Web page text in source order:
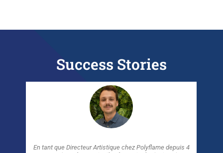
Success Stories
En tant que Directeur Artistique chez Polyflame depuis 4